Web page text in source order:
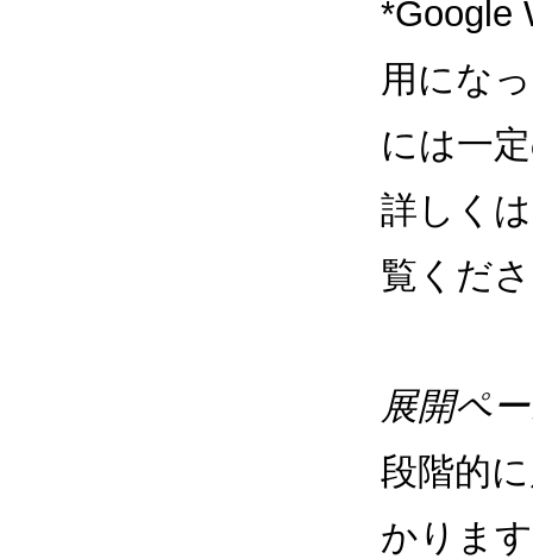
*Google
用にな
には一
詳しく
覧くだ
展開ペ
段階的
かりま